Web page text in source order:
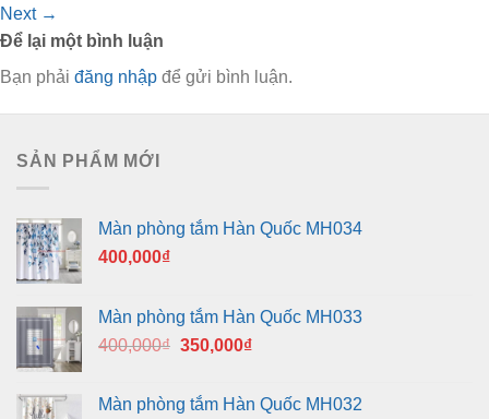
Next →
Để lại một bình luận
Bạn phải đăng nhập để gửi bình luận.
SẢN PHẨM MỚI
Màn phòng tắm Hàn Quốc MH034
400,000₫
Màn phòng tắm Hàn Quốc MH033
400,000₫ Giá
400,000₫.
350,000₫Giá
là:
Màn phòng tắm Hàn Quốc MH032